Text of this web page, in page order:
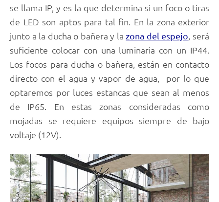
se llama IP, y es la que determina si un foco o tiras
de LED son aptos para tal fin. En la zona exterior
junto a la ducha o bañera y lazona del espejo, será
suficiente colocar con una luminaria con un IP44.
Los focos para ducha o bañera, están en contacto
directo con el agua y vapor de agua, por lo que
optaremos por luces estancas que sean al menos
de IP65. En estas zonas consideradas como
mojadas se requiere equipos siempre de bajo
voltaje (12V).